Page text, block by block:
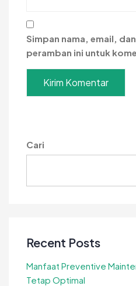
Simpan nama, email,
peramban ini untuk
Cari
Recent Posts
Manfaat Preventive
Tetap Optimal